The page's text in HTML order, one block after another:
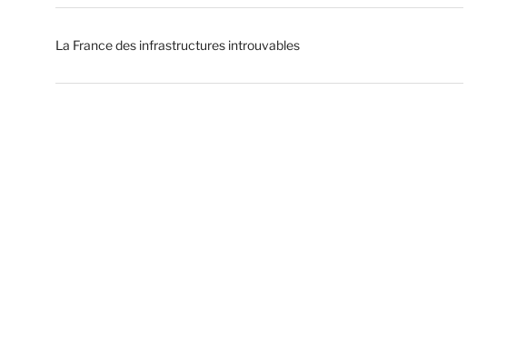
La France des infrastructures introuvables